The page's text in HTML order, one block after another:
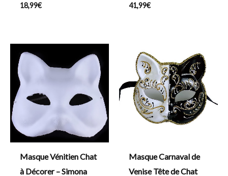
18,99€ 41,99€
Masque Vénitien Chat
à Décorer – Simona
Masque Carnaval de
Venise Tête de Chat